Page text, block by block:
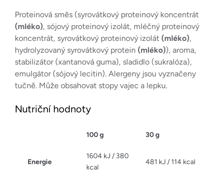
Proteinová směs (syrovátkový proteinový koncentrát
(mléko), sójový proteinový izolát, mléčný proteinový
koncentrát, syrovátkový proteinový izolát (mléko),
hydrolyzovaný syrovátkový protein (mléko)), aroma,
stabilizátor (xantanová guma), sladidlo (sukralóza),
emulgátor (sójový lecitin). Alergeny jsou vyznačeny
tučně. Může obsahovat stopy vajec a lepku.
Nutriční hodnoty
100 g 30 g
Energie
1604 kJ / 380
kcal
481 kJ / 114 kcal